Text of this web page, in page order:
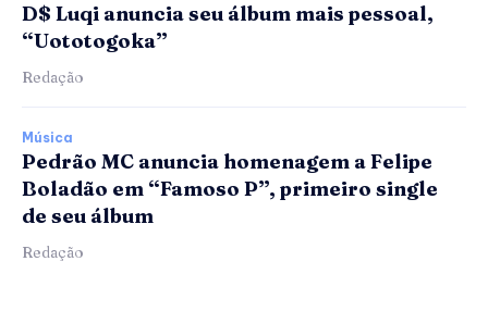
D$ Luqi anuncia seu álbum mais pessoal,
“Uototogoka”
Redação
Música
Pedrão MC anuncia homenagem a Felipe
Boladão em “Famoso P”, primeiro single
de seu álbum
Redação